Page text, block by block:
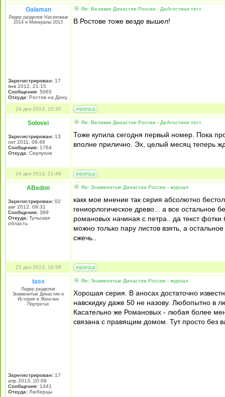
Galaman
Лидер разделов Насекомые
2014 и Минералы 2013
Зарегистрирован: 17
янв 2012, 21:15
Сообщения: 5065
Откуда: Ростов на Дону
Re: Великие Династии России - ДеАгостини тест
В Ростове тоже везде вышел!
24 дек 2013, 15:30
Solovei
Зарегистрирован: 13
окт 2011, 09:48
Сообщения: 1764
Откуда: Серпухов
Re: Великие Династии России - ДеАгостини тест
Тоже купила сегодня первый номер. Пока
вполне прилично. Эх, целый месяц теперь
24 дек 2013, 21:48
ABedon
Зарегистрирован: 02
авг 2012, 09:31
Сообщения: 389
Откуда: Тульская
область
Re: Знаменитые Династии России - журнал
какк мое мнение так серия абсолютно
гениорлогическое древо... а все остальное
романовых начиная с петра.. да текст
можно только пару листов взять, а
сжечь..
25 дек 2013, 16:58
tass
Лидер разделов
Знаменитые Династии и
История в Женских
Портретах
Зарегистрирован: 17
апр 2013, 20:08
Сообщения: 1441
Откуда: Люберцы
Re: Знаменитые Династии России - журнал
Хорошая серия. В аносах достаточно
навскидку даже 50 не назову. Любопытно в
Касательно же Романовых - любая более
связана с правящим домом. Тут просто без